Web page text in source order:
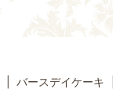
バースデイケーキ